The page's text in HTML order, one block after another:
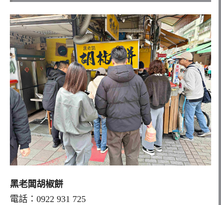
黑老闆胡椒餅
電話：0922 931 725